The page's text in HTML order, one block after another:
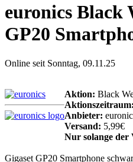
euronics Black
GP20
Online seit Sonntag, 09.11.25
Aktion: Black
Aktionszeitraum:
Anbieter:
Versand: 5,99€
Nur solange
Gigaset GP20 Smartphone